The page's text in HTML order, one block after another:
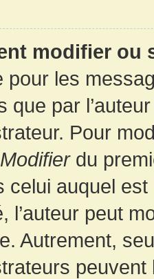
modifier ou
pour les
que par
Pour
Modifierdu
celui auquel
l’auteur peut
Autrement,